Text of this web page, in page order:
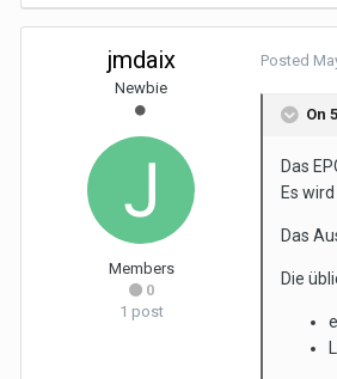
jmdaix
Newbie
Members
0
1 post
Posted
On
Das
Es
Das
Die